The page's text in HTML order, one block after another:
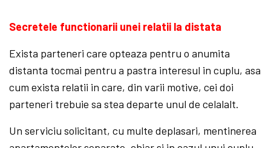
Secretele functionarii unei relatii la distata
Exista parteneri care opteaza pentru o anumita
distanta tocmai pentru a pastra interesul in cuplu, asa
cum exista relatii in care, din varii motive, cei doi
parteneri trebuie sa stea departe unul de celalalt.
Un serviciu solicitant, cu multe deplasari, mentinerea